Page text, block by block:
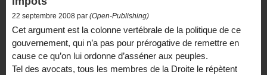
22 septembre 2008 par (Open-Publishing)
Cet argument est la colonne vertébrale de la politique de ce
gouvernement, qui n’a pas pour prérogative de remettre en
cause ce qu’on lui ordonne d’asséner aux peuples.
Tel des avocats, tous les membres de la Droite le répètent